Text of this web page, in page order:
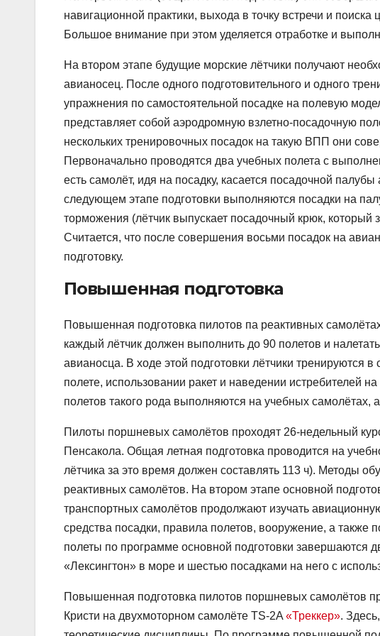
навигационной практики, выхода в точку встречи и
Большое внимание при этом уделяется отработке и
На втором этапе будущие морские лётчики получают
авианосец. После одного подготовительного и одного
упражнения по самостоятельной посадке на полевую
представляет собой аэродромную взлетно-посадочную
нескольких тренировочных посадок на такую ВПП они
Первоначально проводятся два учебных полета с
есть самолёт, идя на посадку, касается посадочной
следующем этапе подготовки выполняются посадки на
торможения (лётчик выпускает посадочный крюк, который
Считается, что после совершения восьми посадок на
подготовку.
Повышенная подготовка
Повышенная подготовка пилотов па реактивных
каждый лётчик должен выполнить до 90 полетов и
авианосца. В ходе этой подготовки лётчики тренируются
полете, использовании ракет и наведении истребителей
полетов такого рода выполняются на учебных
Пилоты поршневых самолётов проходят 26-недельный
Пенсакола. Общая летная подготовка проводится на
лётчика за это время должен составлять 113 ч). Методы
реактивных самолётов. На втором этапе основной
транспортных самолётов продолжают изучать
средства посадки, правила полетов, вооружение, а также
полеты по программе основной подготовки завершаются
«Лексингтон» в море и шестью посадками на него с
Повышенная подготовка пилотов поршневых самолётов
Кристи на двухмоторном самолёте TS-2A «Треккер».